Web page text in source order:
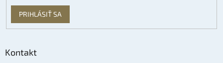
PRIHLÁSIŤ SA
Kontakt